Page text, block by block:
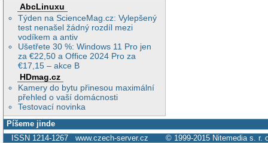
AbcLinuxu
Týden na ScienceMag.cz: Vylepšený
test nenašel žádný rozdíl mezi
vodíkem a antiv
Ušetřete 30 %: Windows 11 Pro jen
za €22,50 a Office 2024 Pro za
€17,15 – akce B
HDmag.cz
Kamery do bytu přinesou maximální
přehled o vaší domácnosti
Testovací novinka
Píšeme jinde
ISSN 1214-1267 www.czech-server.cz © 1999-2015 Nitemedia s. r.